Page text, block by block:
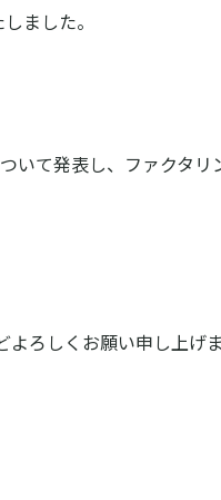
ました。
て発表し、ファクタ
ろしくお願い申し上げま